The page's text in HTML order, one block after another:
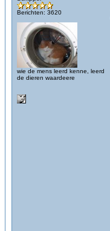
Berichten: 3620
wie de mens leerd kenne, leerd
de dieren waardeere